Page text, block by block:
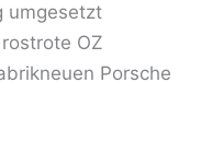
umgesetzt
OZ
Porsche